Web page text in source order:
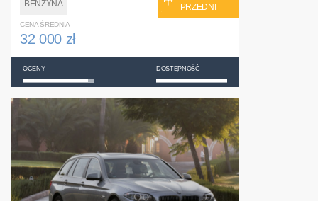
BENZYNA
PRZEDNI
CENA ŚREDNIA
32 000 zł
OCENY DOSTĘPNOŚĆ